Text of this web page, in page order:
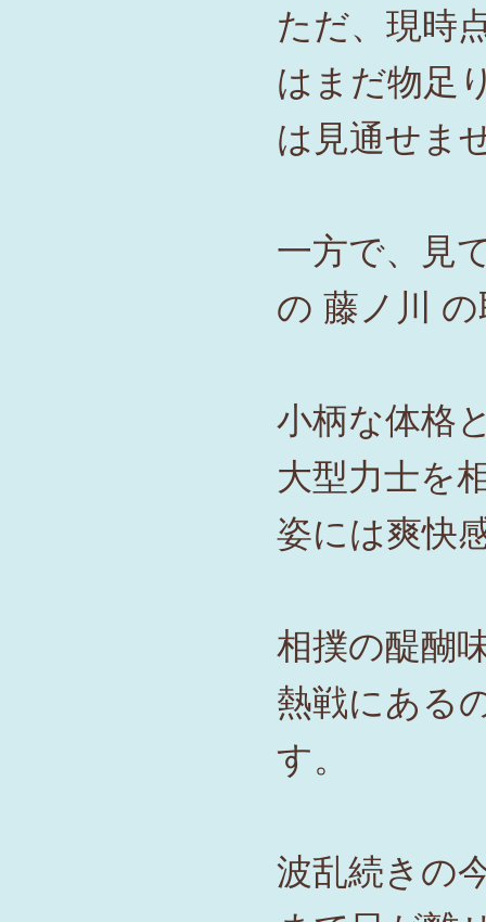
ただ、現時
はまだ物足
は見通せま
一方で、見
の 藤ノ川
小柄な体格
大型力士を
姿には爽快
相撲の醍醐
熱戦にある
す。
波乱続きの